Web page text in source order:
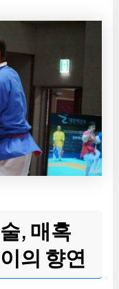
, 매혹
의 향연